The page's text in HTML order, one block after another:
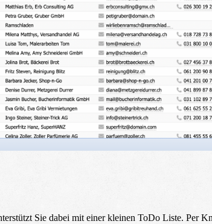
Sie dabei mit einer kleinen ToDo Liste. Per